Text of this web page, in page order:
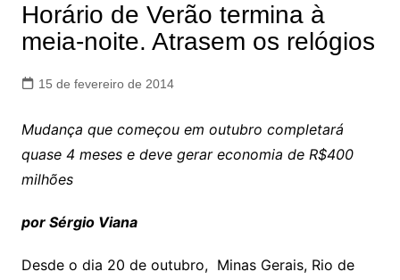
Horário de Verão termina à
meia-noite. Atrasem os relógios
15 de fevereiro de 2014
Mudança que começou em outubro completará
quase 4 meses e deve gerar economia de R$400
milhões
por Sérgio Viana
Desde o dia 20 de outubro, Minas Gerais, Rio de